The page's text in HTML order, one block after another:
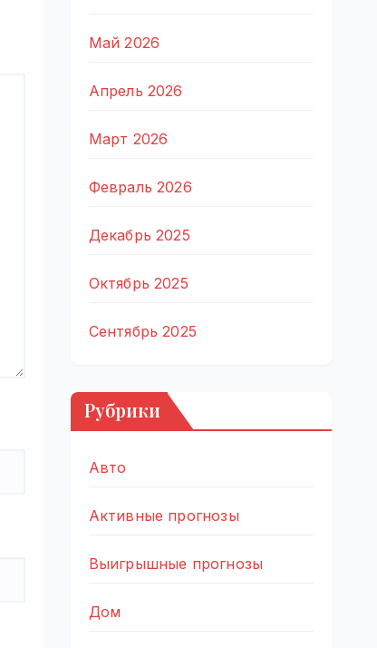
Май 2026
Апрель 2026
Март 2026
Февраль 2026
Декабрь 2025
Октябрь 2025
Сентябрь 2025
Рубрики
Авто
Активные прогнозы
Выигрышные прогнозы
Дом